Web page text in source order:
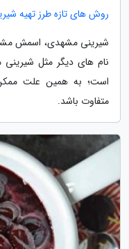
روش های تازه طرز تهیه
شیرینی مشهدی، اسمش
نام های دیگر مثل
است؛ به همین علت
متفاوت باشد.